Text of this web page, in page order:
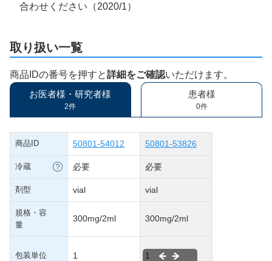
合わせください（2020/1）
取り扱い一覧
商品IDの番号を押すと詳細をご確認いただけます。
お医者様・研究者様
2件
患者様
0件
商品ID 50801-54012 50801-53826
冷蔵 必要 必要
剤型 vial vial
規格・容
量
300mg/2ml 300mg/2ml
包装単位 1 1